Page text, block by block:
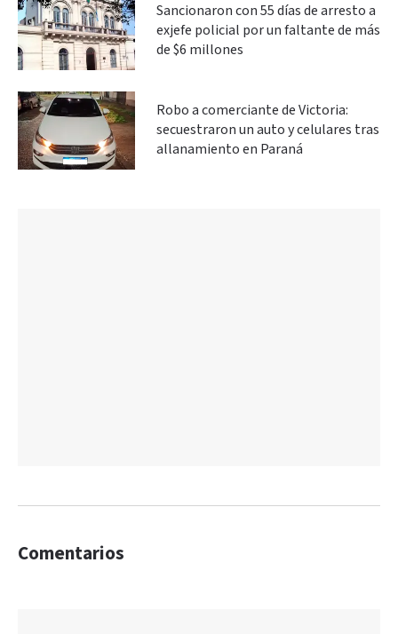
Sancionaron con 55 días de arresto a
exjefe policial por un faltante de más
de $6 millones
Robo a comerciante de Victoria:
secuestraron un auto y celulares tras
allanamiento en Paraná
Comentarios